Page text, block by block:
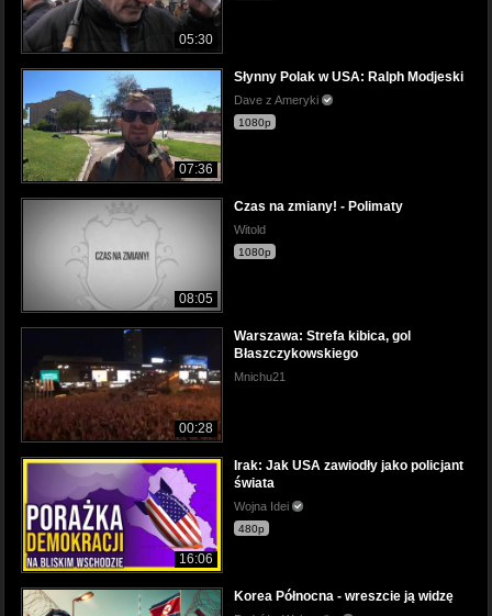
05:30
07:36
Słynny Polak w USA: Ralph Modjeski
Dave z Ameryki
1080p
08:05
Czas na zmiany! - Polimaty
Witold
1080p
00:28
Warszawa: Strefa kibica, gol
Błaszczykowskiego
Mnichu21
16:06
Irak: Jak USA zawiodły jako policjant
świata
Wojna Idei
480p
Korea Północna - wreszcie ją widzę